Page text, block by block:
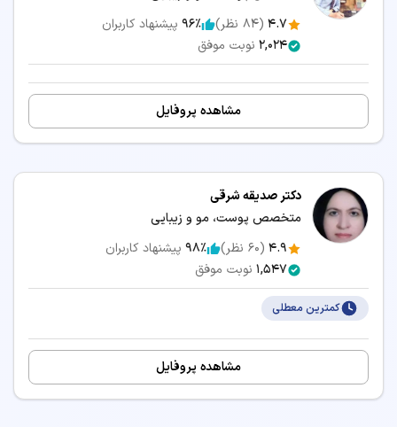
4.7
(
84 نظر) 96٪ پیشنهاد کاربران
2,024 نوبت موفق
مشاهده پروفایل
دکتر صدیقه شرقی
متخصص پوست، مو و زیبایی
4.9
(
60 نظر) 98٪ پیشنهاد کاربران
1,547 نوبت موفق
کمترین معطلی
مشاهده پروفایل